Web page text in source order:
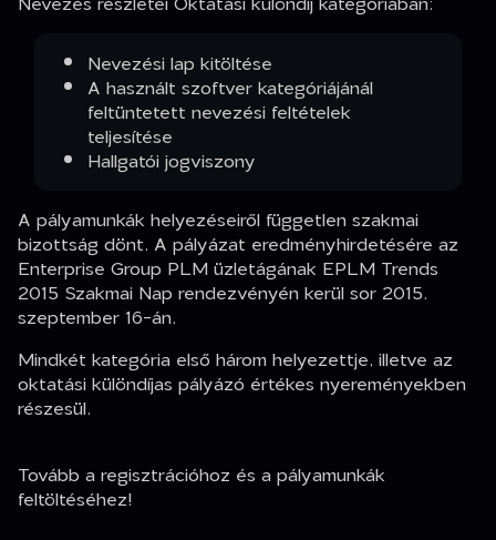
Nevezési lap kitöltése
A használt szoftver kategóriájánál
feltüntetett nevezési feltételek
teljesítése
Hallgatói jogviszony
A pályamunkák helyezéseiről független szakmai
bizottság dönt. A pályázat eredményhirdetésére az
Enterprise Group PLM üzletágának EPLM Trends
2015 Szakmai Nap rendezvényén kerül sor 2015.
szeptember 16-án.
Mindkét kategória első három helyezettje, illetve az
oktatási különdíjas pályázó értékes nyereményekben
részesül.
Tovább a regisztrációhoz és a pályamunkák
feltöltéséhez!